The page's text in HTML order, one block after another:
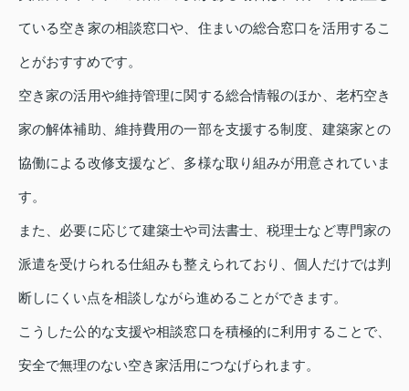
ている空き家の相談窓口や、住まいの総合窓口を活用するこ
とがおすすめです。
空き家の活用や維持管理に関する総合情報のほか、老朽空き
家の解体補助、維持費用の一部を支援する制度、建築家との
協働による改修支援など、多様な取り組みが用意されていま
す。
また、必要に応じて建築士や司法書士、税理士など専門家の
派遣を受けられる仕組みも整えられており、個人だけでは判
断しにくい点を相談しながら進めることができます。
こうした公的な支援や相談窓口を積極的に利用することで、
安全で無理のない空き家活用につなげられます。